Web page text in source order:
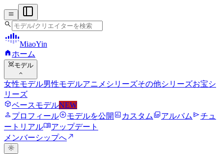
menu
search
MiaoYin
home ホーム
view_in_arモデル
expand_more
女性モデル男性モデルアニメシリーズその他シリーズお宝シ
リーズ
deployed_codeベースモデルNEW
person プロフィールadd_circleモデルを公開 assessment カスタムphoto_libraryアルバム sendチュ
ートリアルmenu_bookアップデート
メンバーシップへnorth_east
light_mode